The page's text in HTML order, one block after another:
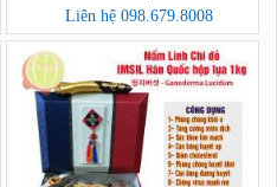
Liên hệ 098.679.8008